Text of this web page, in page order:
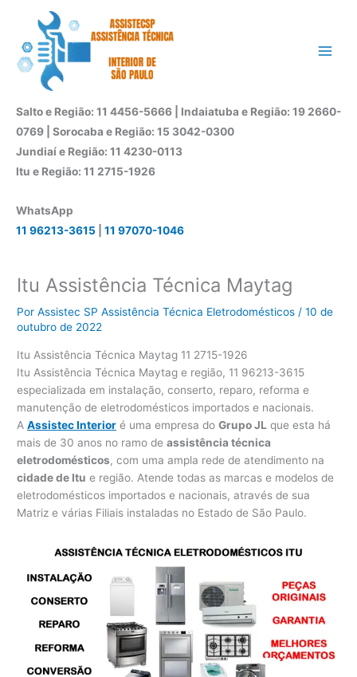
conteúdo
Salto e Região: 11 4456-5666 | Indaiatuba e Região: 19 2660-
0769 | Sorocaba e Região: 15 3042-0300
Jundiaí e Região: 11 4230-0113
Itu e Região: 11 2715-1926
WhatsApp
11 96213-3615
11 97070-1046
Itu Assistência Técnica Maytag
PorAssistec SP Assistência Técnica Eletrodomésticos/10 de
outubro de 2022
Itu Assistência Técnica Maytag 11 2715-1926
Itu Assistência Técnica Maytag e região, 11 96213-3615
especializada em instalação, conserto, reparo, reforma e
manutenção de eletrodomésticos importados e nacionais.
AAssistec Interior é uma empresa doGrupo JL que esta há
mais de 30 anos no ramo deassistência técnica
eletrodomésticos, com uma ampla rede de atendimento na
cidade de Itu e região. Atende todas as marcas e modelos de
eletrodomésticos importados e nacionais, através de sua
Matriz e várias Filiais instaladas no Estado de São Paulo.